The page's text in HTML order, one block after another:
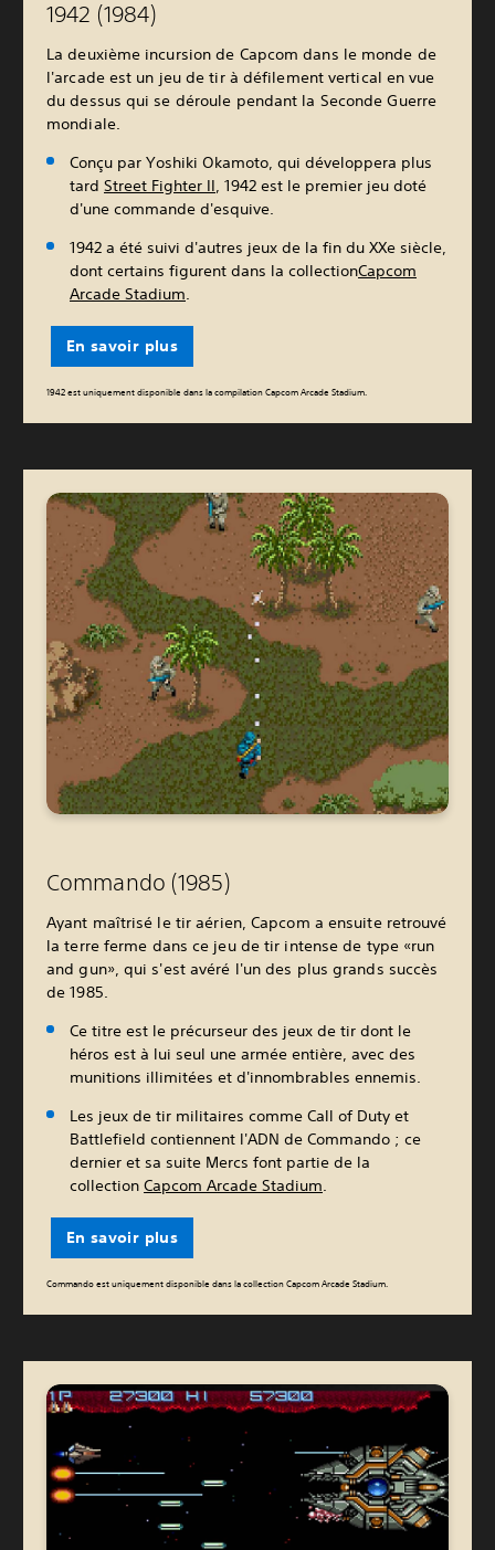
1942 (1984)
La deuxième incursion de Capcom dans le monde de
l'arcade est un jeu de tir à défilement vertical en vue
du dessus qui se déroule pendant la Seconde Guerre
mondiale.
Conçu par Yoshiki Okamoto, qui développera plus
tard Street Fighter II, 1942 est le premier jeu doté
d'une commande d'esquive.
1942 a été suivi d'autres jeux de la fin du XXe siècle,
dont certains figurent dans la collectionCapcom
Arcade Stadium.
En savoir plus
1942 est uniquement disponible dans la compilation Capcom Arcade Stadium.
Commando (1985)
Ayant maîtrisé le tir aérien, Capcom a ensuite retrouvé
la terre ferme dans ce jeu de tir intense de type «run
and gun», qui s'est avéré l'un des plus grands succès
de 1985.
Ce titre est le précurseur des jeux de tir dont le
héros est à lui seul une armée entière, avec des
munitions illimitées et d'innombrables ennemis.
Les jeux de tir militaires comme Call of Duty et
Battlefield contiennent l'ADN de Commando ; ce
dernier et sa suite Mercs font partie de la
collection Capcom Arcade Stadium.
En savoir plus
Commando est uniquement disponible dans la collection Capcom Arcade Stadium.